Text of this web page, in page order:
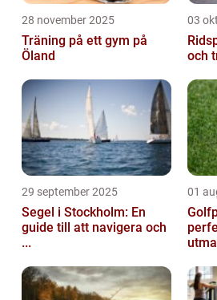
28 november 2025
Träning på ett gym på
Öland
03
och
29 september 2025
Segel i Stockholm: En
guide till att navigera och
...
01